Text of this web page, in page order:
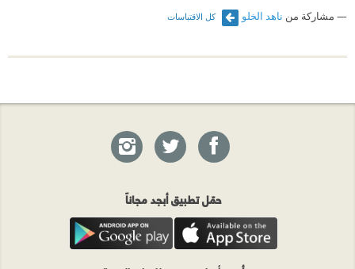
مشاركة من ناهد الخلو كل الاقتباسات
حمّل تطبيق أبجد مجاناً